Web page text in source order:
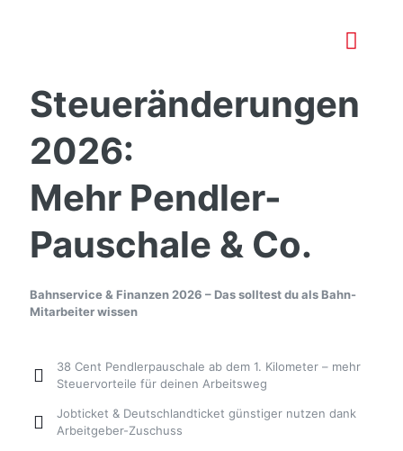
Steueränderungen
2026:
Mehr Pendler-
Pauschale & Co.
Bahnservice & Finanzen 2026 – Das solltest du als Bahn-
Mitarbeiter wissen
38 Cent Pendlerpauschale ab dem 1. Kilometer – mehr
Steuervorteile für deinen Arbeitsweg
Jobticket & Deutschlandticket günstiger nutzen dank
Arbeitgeber-Zuschuss